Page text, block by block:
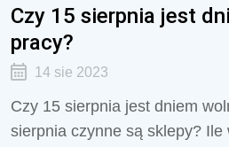
Czy 15 sierpnia jest
pracy?
14 sie 2023
Czy 15 sierpnia jest dniem
sierpnia czynne są sklepy? Ile